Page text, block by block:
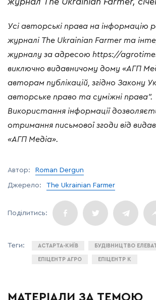
Усі авторські права на інформацію
журналі The Ukrainian Farmer та
журналу за адресою https://
виключно видавничому дому «АГП
авторам публікацій, згідно Закону
авторське право та суміжні права”.
Використання інформації
отримання письмовоїзгоди від
«АГП Медіа».
Автор: Roman Dergun
Джерело: The Ukrainian Farmer
АСТАРТА-КИЇВ БУДІВНИЦТВО
ЕПІЦЕНТР АГРО ЕПІЦЕНТР К